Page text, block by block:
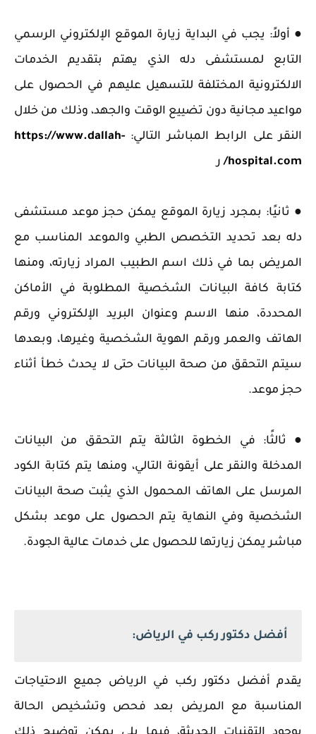
● أولاً: يجب في البداية زيارة الموقع الإلكتروني الرسمي
التابع لمستشفى دله الذي يهتم بتقديم الخدمات
الالكترونية المختلفة للتسهيل عليهم في الحصول على
مواعيد مجانية دون تضييع الوقت والجهد، وذلك من خلال
النقر على الرابط المباشر التالي:https://www.dallah-
hospital.com/ ر
● ثانيًا: بمجرد زيارة الموقع يمكن حجز موعد مستشفى
دله بعد تحديد التخصص الطبي والموعد المناسب مع
المريض بما في ذلك اسم الطبيب المراد زيارته، ومنها
كتابة كافة البيانات الشخصية المطلوبة في الأماكن
المحددة، منها الاسم وعنوان البريد الإلكتروني ورقم
الهاتف والعمر ورقم الهوية الشخصية وغيرها، وبعدها
سيتم التحقق من صحة البيانات حتى لا يحدث خطأ أثناء
حجز موعد.
● ثالثًا: في الخطوة الثالثة يتم التحقق من البيانات
المدخلة والنقر على أيقونة التالي، ومنها يتم كتابة الكود
المرسل على الهاتف المحمول الذي يثبت صحة البيانات
الشخصية وفي النهاية يتم الحصول على موعد بشكل
مباشر يمكن زيارتها للحصول على خدمات عالية الجودة.
أفضل دكتور ركب في الرياض:
يقدم أفضل دكتور ركب في الرياض جميع الاحتياجات
المناسبة مع المريض بعد فحص وتشخيص الحالة